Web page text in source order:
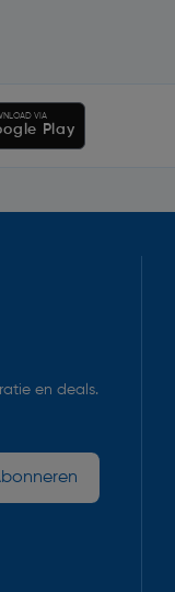
VIA
Play
en deals.